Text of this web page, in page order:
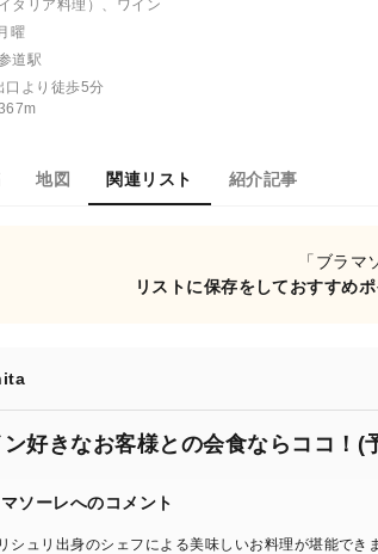
タリア料理）、ワイン
曜
道駅
口より徒歩5分
地図 関連リスト 紹介記事
「ブラマ
リストに保存をしておすすめ
ン好きなお客様との会食ならココ！(
ソーレへのコメント
シュリ出身のシェフによる美味しいお料理が堪能でき